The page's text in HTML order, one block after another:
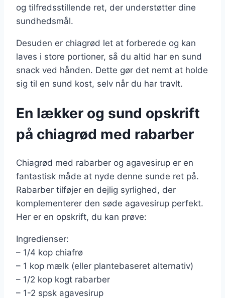
og tilfredsstillende ret, der understøtter dine
sundhedsmål.
Desuden er chiagrød let at forberede og kan
laves i store portioner, så du altid har en sund
snack ved hånden. Dette gør det nemt at holde
sig til en sund kost, selv når du har travlt.
En lækker og sund opskrift
på chiagrød med rabarber
Chiagrød med rabarber og agavesirup er en
fantastisk måde at nyde denne sunde ret på.
Rabarber tilføjer en dejlig syrlighed, der
komplementerer den søde agavesirup perfekt.
Her er en opskrift, du kan prøve:
Ingredienser:
– 1/4 kop chiafrø
– 1 kop mælk (eller plantebaseret alternativ)
– 1/2 kop kogt rabarber
– 1-2 spsk agavesirup